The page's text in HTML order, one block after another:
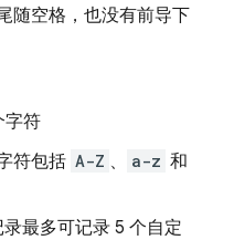
随空格，也没有前导下
字符
符包括 A-Z 、 a-z 和
最多可记录 5 个自定